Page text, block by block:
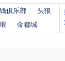
俱乐部
头狼
金都城